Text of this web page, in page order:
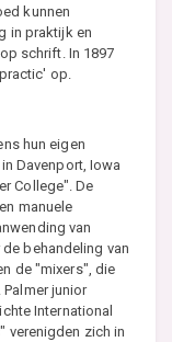
kunnen
in praktijk en
schrift. In 1897
op.
hun eigen
Davenport, Iowa
College". De
manuele
van
behandeling van
de "mixers", die
junior
International
verenigden zich in